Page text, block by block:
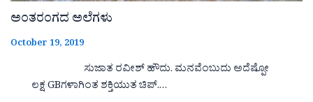
ಅಂತರಂಗದ ಅಲೆಗಳು
October 19, 2019
ಸುಜಾತ ರವೀಶ್ ಹೌದು. ಮನವೆಂಬುದು ಅದೆಷ್ಪೋ
ಲಕ್ಷ GBಗಳಾಗಿಂತ ಶಕ್ತಿಯುತ ಚಿಪ್.…